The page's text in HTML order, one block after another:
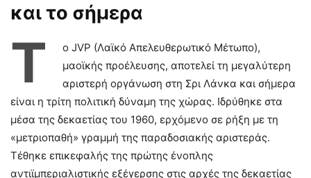
και το σήμερα
Τ
ο JVP (Λαϊκό Απελευθερωτικό Μέτωπο),
μαοϊκής προέλευσης, αποτελεί τη μεγαλύτερη
αριστερή οργάνωση στη Σρι Λάνκα και σήμερα
είναι η τρίτη πολιτική δύναμη της χώρας. Ιδρύθηκε στα
μέσα της δεκαετίας του 1960, ερχόμενο σε ρήξη με τη
«μετριοπαθή» γραμμή της παραδοσιακής αριστεράς.
Τέθηκε επικεφαλής της πρώτης ένοπλης
αντιϊμπεριαλιστικής εξέγερσης στις αρχές της δεκαετίας